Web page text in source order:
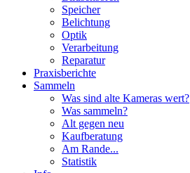
Speicher
Belichtung
Optik
Verarbeitung
Reparatur
Praxisberichte
Sammeln
Was sind alte Kameras wert?
Was sammeln?
Alt gegen neu
Kaufberatung
Am Rande...
Statistik